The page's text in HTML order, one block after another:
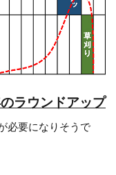
ラウンドアップ
必要になりそうで